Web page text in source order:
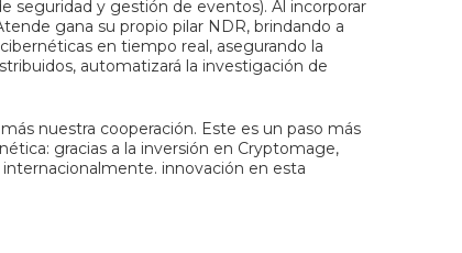
seguridad y gestión de eventos). Al incorporar
gana su propio pilar NDR, brindando a
en tiempo real, asegurando la
automatizará la investigación de
nuestra cooperación. Este es un paso más
gracias a la inversión en Cryptomage,
innovación en esta